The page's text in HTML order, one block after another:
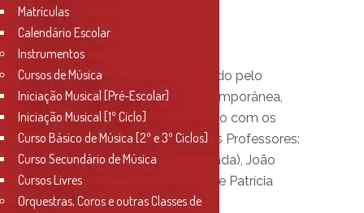
Meus Queridos …
Um vídeo-dança organizado pelo
Professor de Dança Contemporânea,
Juan Seller, em colaboração com os
Alunos da Classe e com os Professores:
João Correia (Viola Dedilhada), João
Loureiro (Viola Dedilhada) e Patrícia
Tomé (Violino).
Matrículas
Calendário Escolar
Instrumentos
Cursos de Música
Iniciação Musical [Pré-Escolar]
Iniciação Musical [1º Ciclo]
Curso Básico de Música [2º e 3º Ciclos]
Curso Secundário de Música
Cursos Livres
Orquestras, Coros e outras Classes de